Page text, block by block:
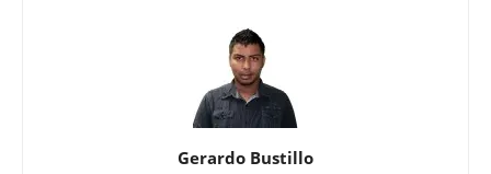
Gerardo Bustillo